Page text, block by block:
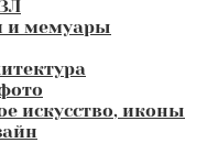
и мемуары
искусство, иконы